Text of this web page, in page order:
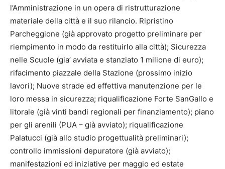
l’Amministrazione in un opera di ristrutturazione
materiale della città e il suo rilancio. Ripristino
Parcheggione (già approvato progetto preliminare per
riempimento in modo da restituirlo alla città); Sicurezza
nelle Scuole (gia’ avviata e stanziato 1 milione di euro);
rifacimento piazzale della Stazione (prossimo inizio
lavori); Nuove strade ed effettiva manutenzione per le
loro messa in sicurezza; riqualificazione Forte SanGallo e
litorale (già vinti bandi regionali per finanziamento); piano
per gli arenili (PUA – già avviato); riqualificazione
Palatucci (già allo studio progettualità preliminari);
controllo immissioni depuratore (già avviato);
manifestazioni ed iniziative per maggio ed estate